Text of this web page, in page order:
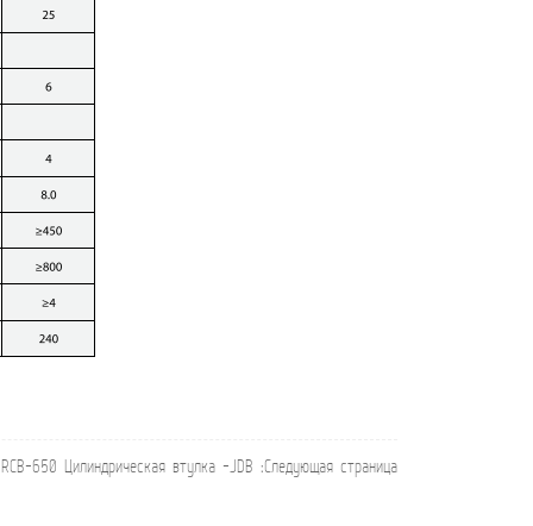
RCB-650 Цилиндрическая втулка -JDB :Следующая страница